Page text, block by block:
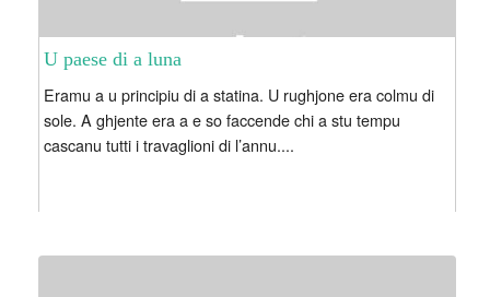
U paese di a luna
Eramu a u principiu di a statina. U rughjone era colmu di
sole. A ghjente era a e so faccende chi a stu tempu
cascanu tutti i travaglioni di l’annu....